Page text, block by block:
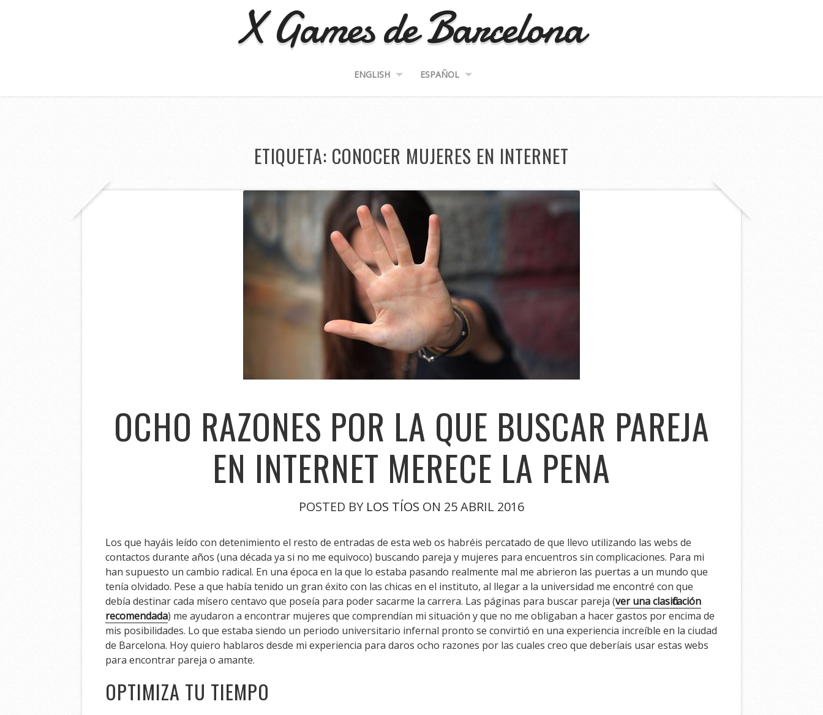
X Games de Barcelona
ENGLISH ESPAÑOL
ETIQUETA: CONOCER MUJERES EN INTERNET
OCHO RAZONES POR LA QUE BUSCAR PAREJA
EN INTERNET MERECE LA PENA
POSTED BY LOS TÍOS ON 25 ABRIL 2016
Los que hayáis leído con detenimiento el resto de entradas de esta web os habréis percatado de que llevo utilizando las webs de
contactos durante años (una década ya si no me equivoco) buscando pareja y mujeres para encuentros sin complicaciones. Para mi
han supuesto un cambio radical. En una época en la que lo estaba pasando realmente mal me abrieron las puertas a un mundo que
tenía olvidado. Pese a que había tenido un gran éxito con las chicas en el instituto, al llegar a la universidad me encontré con que
debía destinar cada mísero centavo que poseía para poder sacarme la carrera. Las páginas para buscar pareja (ver una clasificación
recomendada) me ayudaron a encontrar mujeres que comprendían mi situación y que no me obligaban a hacer gastos por encima de
mis posibilidades. Lo que estaba siendo un periodo universitario infernal pronto se convirtió en una experiencia increíble en la ciudad
de Barcelona. Hoy quiero hablaros desde mi experiencia para daros ocho razones por las cuales creo que deberíais usar estas webs
para encontrar pareja o amante.
OPTIMIZA TU TIEMPO